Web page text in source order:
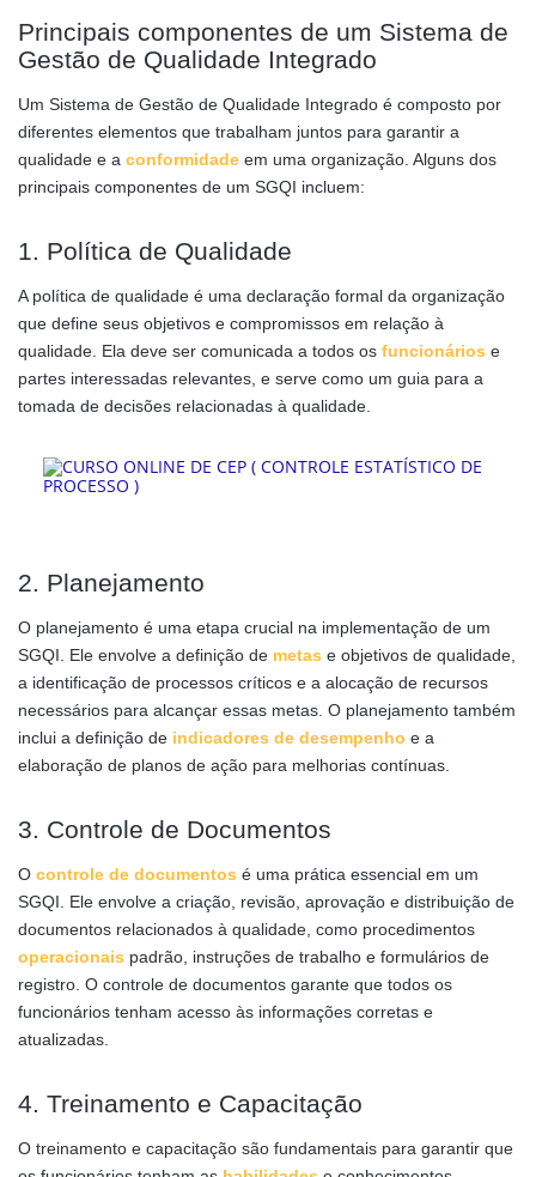
Principais componentes de um Sistema de
Gestão de Qualidade Integrado
Um Sistema de Gestão de Qualidade Integrado é composto por
diferentes elementos que trabalham juntos para garantir a
qualidade e a conformidade em uma organização. Alguns dos
principais componentes de um SGQI incluem:
1. Política de Qualidade
A política de qualidade é uma declaração formal da organização
que define seus objetivos e compromissos em relação à
qualidade. Ela deve ser comunicada a todos os funcionários e
partes interessadas relevantes, e serve como um guia para a
tomada de decisões relacionadas à qualidade.
2. Planejamento
O planejamento é uma etapa crucial na implementação de um
SGQI. Ele envolve a definição de metas e objetivos de qualidade,
a identificação de processos críticos e a alocação de recursos
necessários para alcançar essas metas. O planejamento também
inclui a definição de indicadores de desempenho e a
elaboração de planos de ação para melhorias contínuas.
3. Controle de Documentos
O controle de documentos é uma prática essencial em um
SGQI. Ele envolve a criação, revisão, aprovação e distribuição de
documentos relacionados à qualidade, como procedimentos
operacionais padrão, instruções de trabalho e formulários de
registro. O controle de documentos garante que todos os
funcionários tenham acesso às informações corretas e
atualizadas.
4. Treinamento e Capacitação
O treinamento e capacitação são fundamentais para garantir que